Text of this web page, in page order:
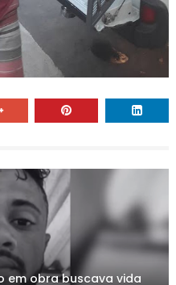
em obra buscava vida